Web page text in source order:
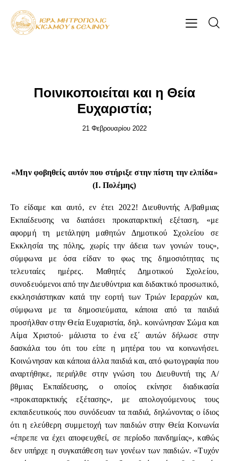
Ποινικοποιείται και η Θεία
Ευχαριστία;
21 Φεβρουαρίου 2022
«Μην φοβηθείς αυτόν που στήριξε στην πίστη την ελπίδα»
(Ι. Πολέμης)
Το είδαμε και αυτό, εν έτει 2022! Διευθυντής Α/βαθμιας
Εκπαίδευσης να διατάσει προκαταρκτική εξέταση, «με
αφορμή τη μετάληψη μαθητών Δημοτικού Σχολείου σε
Εκκλησία της πόλης, χωρίς την άδεια των γονιών τους»,
σύμφωνα με όσα είδαν το φως της δημοσιότητας τις
τελευταίες ημέρες. Μαθητές Δημοτικού Σχολείου,
συνοδευόμενοι από την Διευθύντρια και διδακτικό προσωπικό,
εκκλησιάστηκαν κατά την εορτή των Τριών Ιεραρχών και,
σύμφωνα με τα δημοσιεύματα, κάποια από τα παιδιά
προσήλθαν στην Θεία Ευχαριστία, δηλ. κοινώνησαν Σώμα και
Αίμα Χριστού· μάλιστα το ένα εξ΄ αυτών δήλωσε στην
δασκάλα του ότι του είπε η μητέρα του να κοινωνήσει.
Κοινώνησαν και κάποια άλλα παιδιά και, από φωτογραφία που
αναρτήθηκε, περιήλθε στην γνώση του Διευθυντή της Α/
βθμιας Εκπαίδευσης, ο οποίος εκίνησε διαδικασία
«προκαταρκτικής εξέτασης», με απολογούμενους τους
εκπαιδευτικούς που συνόδευαν τα παιδιά, δηλώνοντας ο ίδιος
ότι η ελεύθερη συμμετοχή των παιδιών στην Θεία Κοινωνία
«έπρεπε να έχει αποφευχθεί, σε περίοδο πανδημίας», καθώς
δεν υπήρχε η συγκατάθεση των γονέων των παιδιών. «Τυχόν